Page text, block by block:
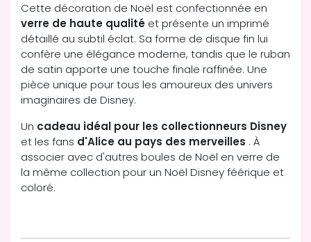
Cette décoration de Noël est confectionnée en
verre de haute qualité et présente un imprimé
détaillé au subtil éclat. Sa forme de disque fin lui
confère une élégance moderne, tandis que le ruban
de satin apporte une touche finale raffinée. Une
pièce unique pour tous les amoureux des univers
imaginaires de Disney.
Un cadeau idéal pour les collectionneurs Disney
et les fans d'Alice au pays des merveilles . À
associer avec d'autres boules de Noël en verre de
la même collection pour un Noël Disney féérique et
coloré.